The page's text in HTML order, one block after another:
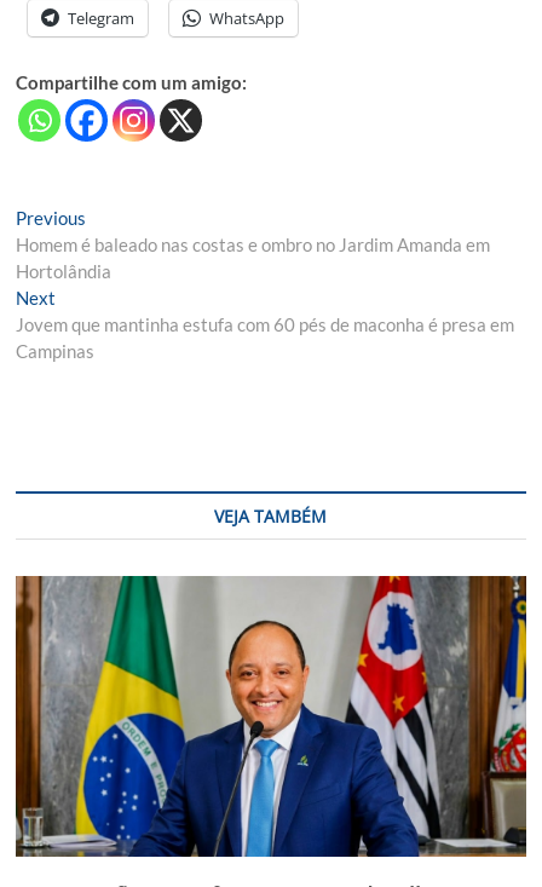
Telegram WhatsApp
Compartilhe com um amigo:
Navegação
de
Post
Previous
post:
Homem é baleado nas costas e ombro no Jardim Amanda em
Hortolândia
Next
post:
Jovem que mantinha estufa com 60 pés de maconha é presa em
Campinas
VEJA TAMBÉM